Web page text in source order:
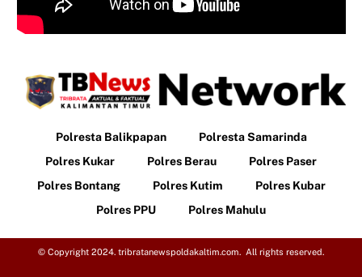
Polresta Balikpapan
Polresta Samarinda
Polres Kukar
Polres Berau
Polres Paser
Polres Bontang
Polres Kutim
Polres Kubar
Polres PPU
Polres Mahulu
© Copyright 2024. tribratanewspoldakaltim.com. All rights reserved.